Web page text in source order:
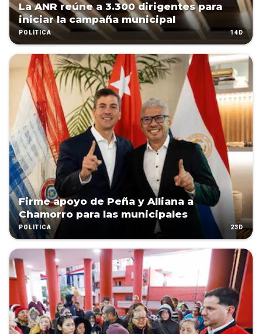
La ANR reúne a 3.300 dirigentes para
iniciar la campaña municipal
POLÍTICA 14D
Firme apoyo de Peña y Alliana a
Chamorro para las municipales
POLÍTICA 23D